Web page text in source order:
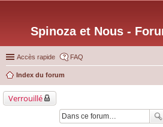
Spinoza et Nous -
Accès rapide FAQ
Index du forum
Verrouillé